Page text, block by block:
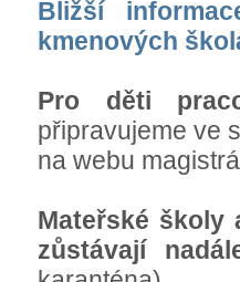
Bližší
kmenových
Pro děti
připravujeme ve
na webu
Mateřské školy
zůstávají